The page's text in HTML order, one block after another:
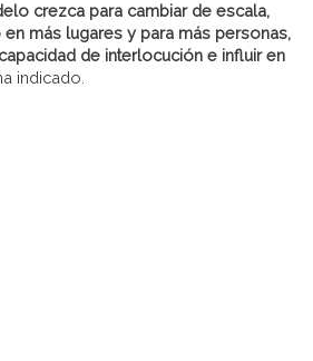
crezca para cambiar de escala,
más lugares y para más personas,
de interlocución e influir en
ha indicado.